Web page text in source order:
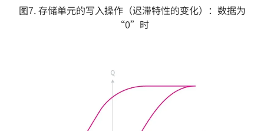
图7. 存储单元的写入操作（迟滞特性的变化）：数据为
“0”时